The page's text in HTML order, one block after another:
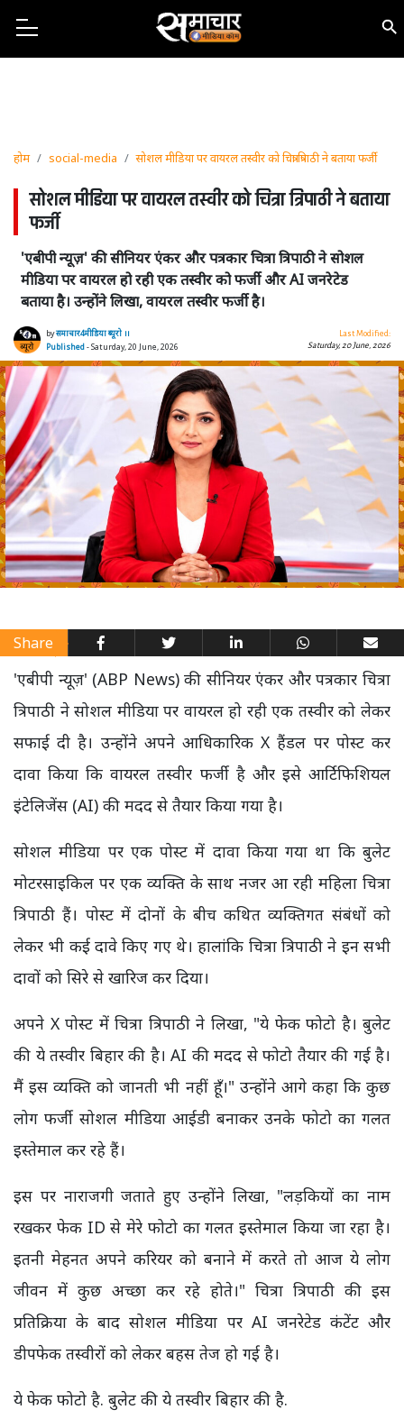
होम social-media सोशल मीडिया पर वायरल तस्वीर को चित्रा त्रिपाठी ने बताया फर्जी
सोशल मीडिया पर वायरल तस्वीर को चित्रा त्रिपाठी ने बताया
फर्जी
'एबीपी न्यूज़' की सीनियर एंकर और पत्रकार चित्रा त्रिपाठी ने सोशल
मीडिया पर वायरल हो रही एक तस्वीर को फर्जी और AI जनरेटेड
बताया है। उन्होंने लिखा, वायरल तस्वीर फर्जी है।
byसमाचार4मीडिया ब्यूरो ।।
Published- Saturday, 20 June, 2026
Last Modified:
Saturday, 20 June, 2026
Share
'एबीपी न्यूज़' (ABP News) की सीनियर एंकर और पत्रकार चित्रा
त्रिपाठी ने सोशल मीडिया पर वायरल हो रही एक तस्वीर को लेकर
सफाई दी है। उन्होंने अपने आधिकारिक X हैंडल पर पोस्ट कर
दावा किया कि वायरल तस्वीर फर्जी है और इसे आर्टिफिशियल
इंटेलिजेंस (AI) की मदद से तैयार किया गया है।
सोशल मीडिया पर एक पोस्ट में दावा किया गया था कि बुलेट
मोटरसाइकिल पर एक व्यक्ति के साथ नजर आ रही महिला चित्रा
त्रिपाठी हैं। पोस्ट में दोनों के बीच कथित व्यक्तिगत संबंधों को
लेकर भी कई दावे किए गए थे। हालांकि चित्रा त्रिपाठी ने इन सभी
दावों को सिरे से खारिज कर दिया।
अपने X पोस्ट में चित्रा त्रिपाठी ने लिखा, "ये फेक फोटो है। बुलेट
की ये तस्वीर बिहार की है। AI की मदद से फोटो तैयार की गई है।
मैं इस व्यक्ति को जानती भी नहीं हूँ।" उन्होंने आगे कहा कि कुछ
लोग फर्जी सोशल मीडिया आईडी बनाकर उनके फोटो का गलत
इस्तेमाल कर रहे हैं।
इस पर नाराजगी जताते हुए उन्होंने लिखा, "लड़कियों का नाम
रखकर फेक ID से मेरे फोटो का गलत इस्तेमाल किया जा रहा है।
इतनी मेहनत अपने करियर को बनाने में करते तो आज ये लोग
जीवन में कुछ अच्छा कर रहे होते।" चित्रा त्रिपाठी की इस
प्रतिक्रिया के बाद सोशल मीडिया पर AI जनरेटेड कंटेंट और
डीपफेक तस्वीरों को लेकर बहस तेज हो गई है।
ये फेक फोटो है. बुलेट की ये तस्वीर बिहार की है.